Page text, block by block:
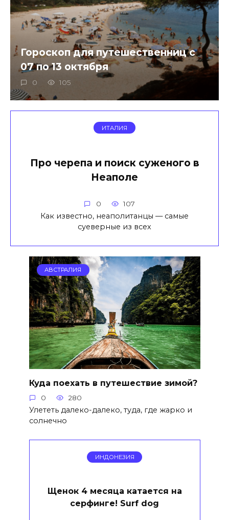
Гороскоп для путешественниц с
07 по 13 октября
0 105
ИТАЛИЯ
Про черепа и поиск суженого в
Неаполе
0 107
Как известно, неаполитанцы — самые
суеверные из всех
АВСТРАЛИЯ
Куда поехать в путешествие зимой?
0 280
Улететь далеко-далеко, туда, где жарко и
солнечно
ИНДОНЕЗИЯ
Щенок 4 месяца катается на
серфинге! Surf dog